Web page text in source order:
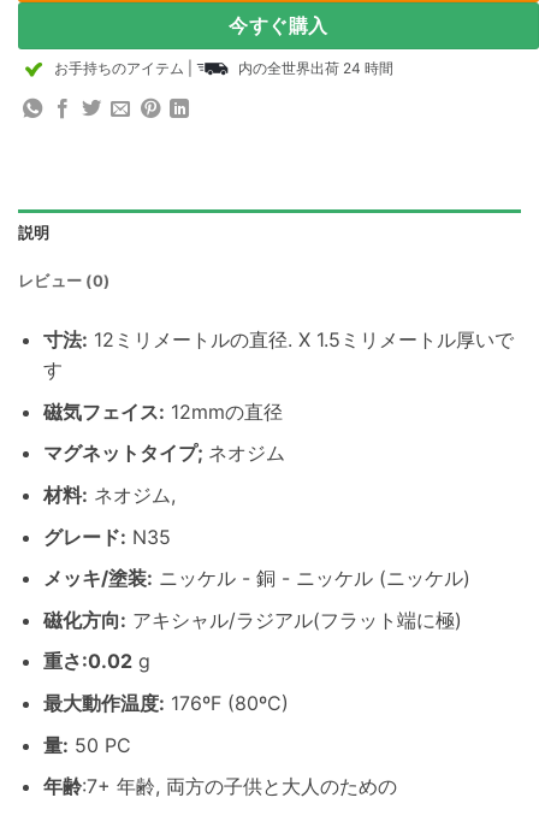
今すぐ購入
お手持ちのアイテム 内の全世界出荷 24 時間
説明
レビュー (0)
寸法: 12ミリメートルの直径. X 1.5ミリメートル厚いで
す
磁気フェイス: 12mmの直径
マグネットタイプ; ネオジム
材料: ネオジム,
グレード: N35
メッキ/塗装: ニッケル - 銅 - ニッケル (ニッケル)
磁化方向: アキシャル/ラジアル(フラット端に極)
重さ:0.02g
最大動作温度: 176ºF (80ºC)
量: 50 PC
年齢:7+ 年齢, 両方の子供と大人のための